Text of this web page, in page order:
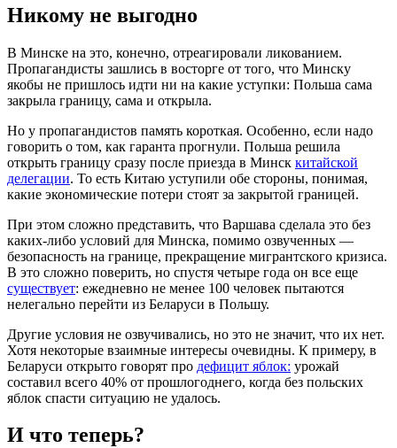
Никому не выгодно
В Минске на это, конечно, отреагировали ликованием.
Пропагандисты зашлись в восторге от того, что Минску
якобы не пришлось идти ни на какие уступки: Польша сама
закрыла границу, сама и открыла.
Но у пропагандистов память короткая. Особенно, если надо
говорить о том, как гаранта прогнули. Польша решила
открыть границу сразу после приезда в Минск китайской
делегации. То есть Китаю уступили обе стороны, понимая,
какие экономические потери стоят за закрытой границей.
При этом сложно представить, что Варшава сделала это без
каких-либо условий для Минска, помимо озвученных —
безопасность на границе, прекращение мигрантского кризиса.
В это сложно поверить, но спустя четыре года он все еще
существует: ежедневно не менее 100 человек пытаются
нелегально перейти из Беларуси в Польшу.
Другие условия не озвучивались, но это не значит, что их нет.
Хотя некоторые взаимные интересы очевидны. К примеру, в
Беларуси открыто говорят про дефицит яблок: урожай
составил всего 40% от прошлогоднего, когда без польских
яблок спасти ситуацию не удалось.
И что теперь?